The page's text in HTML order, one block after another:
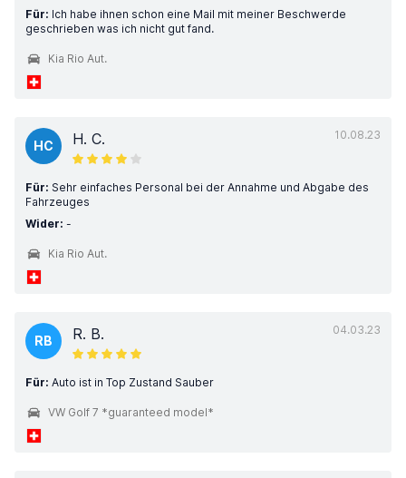
Für: Ich habe ihnen schon eine Mail mit meiner Beschwerde
geschrieben was ich nicht gut fand.
Kia Rio Aut.
10.08.23
HC H. C.
Für: Sehr einfaches Personal bei der Annahme und Abgabe des
Fahrzeuges
Wider: -
Kia Rio Aut.
04.03.23
RB R. B.
Für: Auto ist in Top Zustand Sauber
VW Golf 7 *guaranteed model*